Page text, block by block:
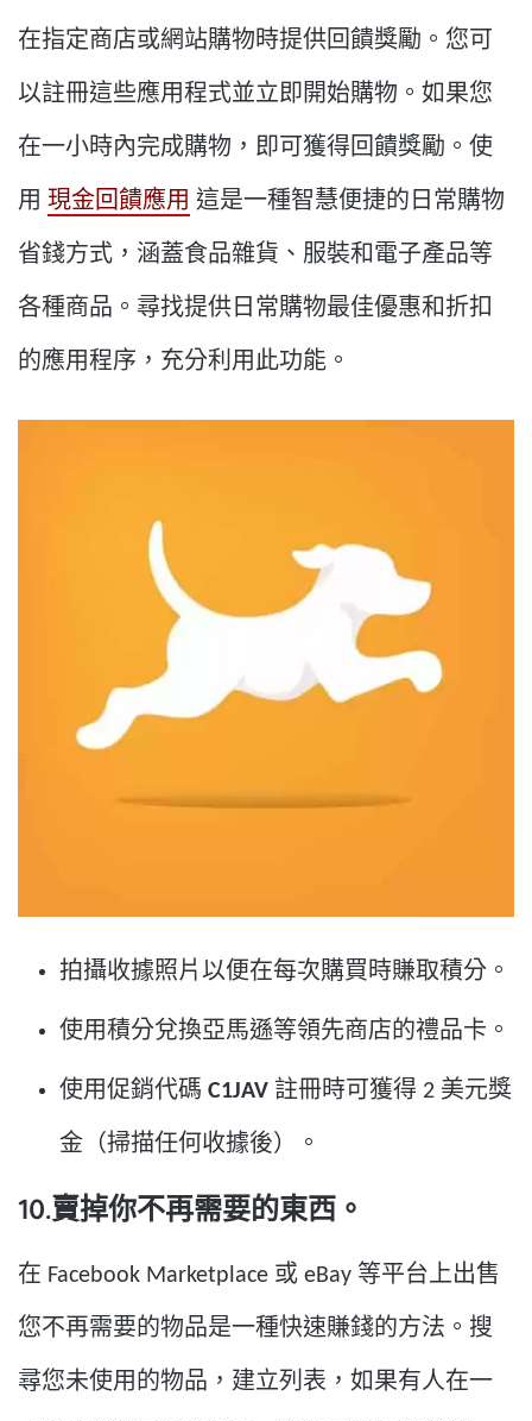
在指定商店或網站購物時提供回饋獎勵。您可
以註冊這些應用程式並立即開始購物。如果您
在一小時內完成購物，即可獲得回饋獎勵。使
用 現金回饋應用 這是一種智慧便捷的日常購物
省錢方式，涵蓋食品雜貨、服裝和電子產品等
各種商品。尋找提供日常購物最佳優惠和折扣
的應用程序，充分利用此功能。
拍攝收據照片以便在每次購買時賺取積分。
使用積分兌換亞馬遜等領先商店的禮品卡。
使用促銷代碼 C1JAV 註冊時可獲得 2 美元獎
金（掃描任何收據後）。
10.賣掉你不再需要的東西。
在 Facebook Marketplace 或 eBay 等平台上出售
您不再需要的物品是一種快速賺錢的方法。搜
尋您未使用的物品，建立列表，如果有人在一